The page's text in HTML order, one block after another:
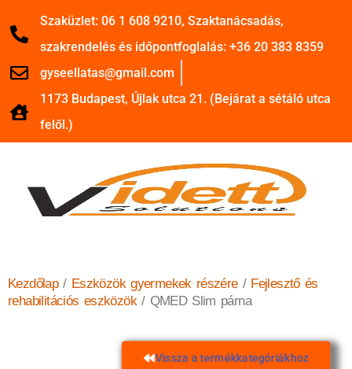
Szaküzlet: 06 1 608 9210, Szaktanácsadás,
szakrendelés és időpontfoglalás: +36 20 383 8359
gyseellatas@gmail.com
1173 Budapest, Újlak utca 21. (Bejárat a sétáló utca
felől.)
Kezdőlap/ Eszközök gyermekek részére/ Fejlesztő és
rehabilitációs eszközök/ QMED Slim párna
Vissza a termékkategóriákhoz